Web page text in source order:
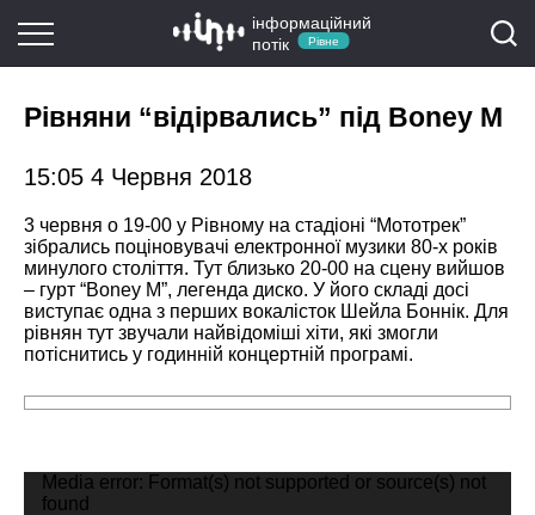
інформаційний
потік
Рівне
Рівняни “відірвались” під Boney M
15:05 4 Червня 2018
3 червня о 19-00 у Рівному на стадіоні “Мототрек”
зібрались поціновувачі електронної музики 80-х років
минулого століття. Тут близько 20-00 на сцену вийшов
– гурт “Boney M”, легенда диско. У його складі досі
виступає одна з перших вокалісток Шейла Боннік. Для
рівнян тут звучали найвідоміші хіти, які змогли
потіснитись у годинній концертній програмі.
Media error: Format(s) not supported or source(s) not
found